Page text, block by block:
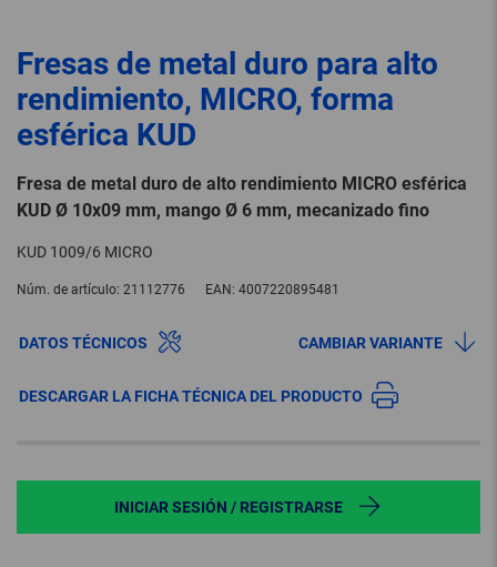
Fresas de metal duro para alto
rendimiento, MICRO, forma
esférica KUD
Fresa de metal duro de alto rendimiento MICRO esférica
KUD Ø 10x09 mm, mango Ø 6 mm, mecanizado fino
KUD 1009/6 MICRO
Núm. de artículo: 21112776 EAN: 4007220895481
DATOS TÉCNICOS CAMBIAR VARIANTE
DESCARGAR LA FICHA TÉCNICA DEL PRODUCTO
INICIAR SESIÓN / REGISTRARSE